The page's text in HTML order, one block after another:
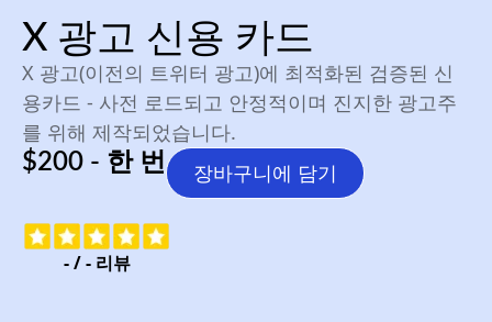
X 광고 신용 카드
X 광고(이전의 트위터 광고)에 최적화된 검증된 신
용카드 - 사전 로드되고 안정적이며 진지한 광고주
를 위해 제작되었습니다.
$200 - 한 번
장바구니에 담기
-/- 리뷰